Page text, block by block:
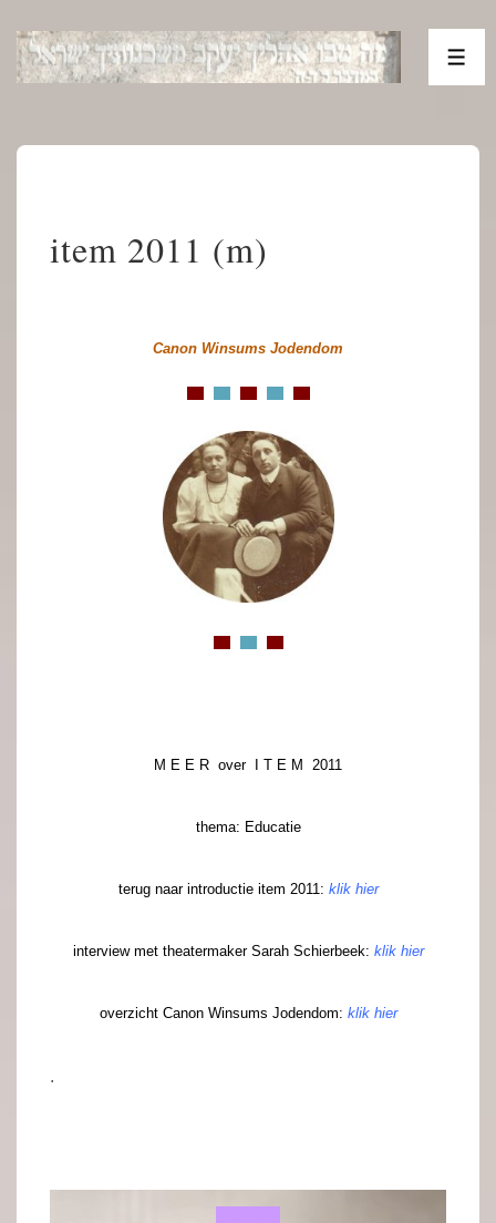
Doorgaan
naar
item 2011 (m)
Canon Winsums Jodendom
M E E R over I T E M 2011
thema: Educatie
terug naarintroductie item 2011: klik hier
interviewmet theatermaker Sarah Schierbeek: klik hier
overzicht Canon Winsums Jodendom: klik hier
.